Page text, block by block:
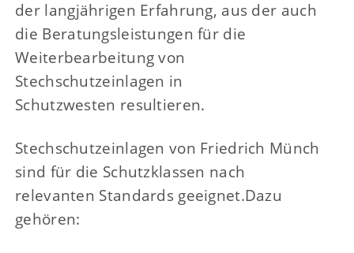
der langjährigen Erfahrung, aus der auch
die Beratungsleistungen für die
Weiterbearbeitung von
Stechschutzeinlagen in
Schutzwesten resultieren.
Stechschutzeinlagen von Friedrich Münch
sind für die Schutzklassen nach
relevanten Standards geeignet.Dazu
gehören: